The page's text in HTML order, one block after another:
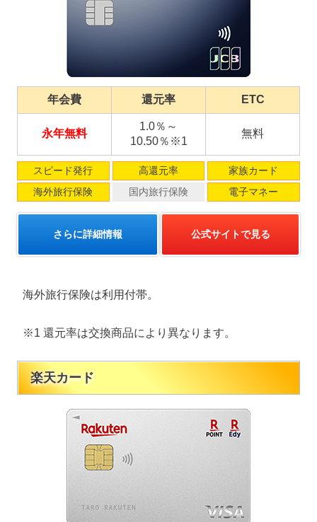
年会費 還元率 ETC
永年無料
1.0％～
10.50％※1
無料
スピード発行 高還元率
家族カード
海外旅行保険
国内旅行保険 電子マネー
さらに詳細情報 公式サイトで見る
海外旅行保険は利用付帯。
※1 還元率は交換商品により異なります。
楽天カード